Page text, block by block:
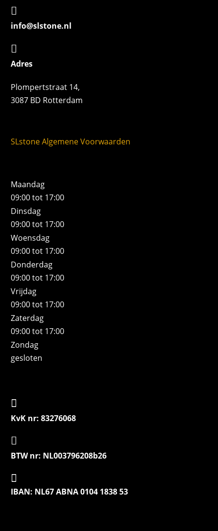

info@slstone.nl

Adres
Plompertstraat 14,
3087 BD Rotterdam
SLstone Algemene Voorwaarden
Maandag
09:00 tot 17:00
Dinsdag
09:00 tot 17:00
Woensdag
09:00 tot 17:00
Donderdag
09:00 tot 17:00
Vrijdag
09:00 tot 17:00
Zaterdag
09:00 tot 17:00
Zondag
gesloten

KvK nr: 83276068

BTW nr: NL003796208b26

IBAN: NL67 ABNA 0104 1838 53